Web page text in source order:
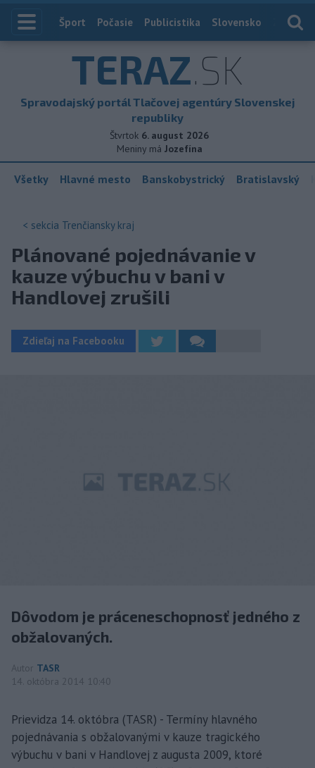
Index
Šport Počasie Publicistika Slovensko
TERAZ.SK
Spravodajský portál Tlačovej agentúry Slovenskej
republiky
Štvrtok 6. august 2026
Meniny má Jozefína
Všetky Hlavné mesto Banskobystrický Bratislavský
< sekcia Trenčiansky kraj
Plánované pojednávanie v
kauze výbuchu v bani v
Handlovej zrušili
Zdieľaj na Facebooku
Dôvodom je práceneschopnosť jedného z
obžalovaných.
Autor TASR
14. októbra 2014 10:40
Prievidza 14. októbra (TASR) - Termíny hlavného
pojednávania s obžalovanými v kauze tragického
výbuchu v bani v Handlovej z augusta 2009, ktoré